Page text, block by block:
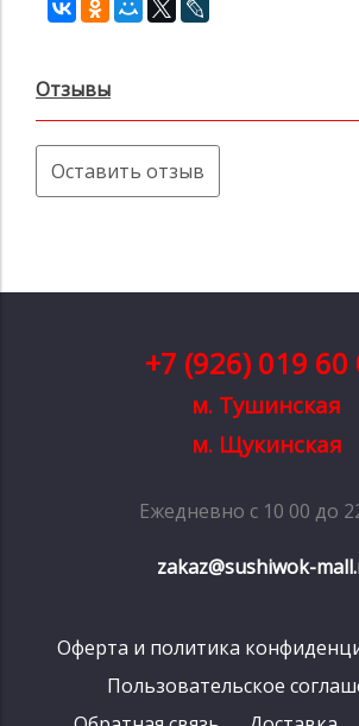
Отзывы
Оставить отзыв
+7 (926) 019 60
м. Тушинская
м. Щукинская
Ежедневно с 10 00 до
zakaz@sushiwok-
Оферта и политика
Пользовательское